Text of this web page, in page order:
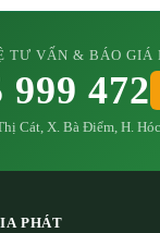
VẤN & BÁO GIÁ
999 472
Cát, X. Bà Điểm, H.
PHÁT